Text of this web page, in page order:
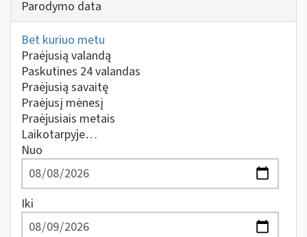
Parodymo data
Bet kuriuo metu
Praėjusią valandą
Paskutines 24 valandas
Praėjusią savaitę
Praėjusį mėnesį
Praėjusiais metais
Laikotarpyje…
Nuo
Iki